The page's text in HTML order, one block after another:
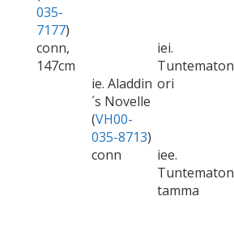
035-
7177)
conn,
147cm
ie. Aladdin
´s Novelle
(VH00-
035-8713)
conn
iei.
Tuntematon
ori
iee.
Tuntematon
tamma